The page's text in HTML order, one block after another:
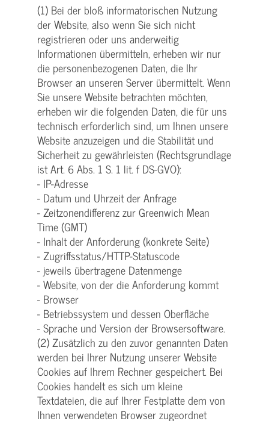
(1) Bei der bloß informatorischen Nutzung
der Website, also wenn Sie sich nicht
registrieren oder uns anderweitig
Informationen übermitteln, erheben wir nur
die personenbezogenen Daten, die Ihr
Browser an unseren Server übermittelt. Wenn
Sie unsere Website betrachten möchten,
erheben wir die folgenden Daten, die für uns
technisch erforderlich sind, um Ihnen unsere
Website anzuzeigen und die Stabilität und
Sicherheit zu gewährleisten (Rechtsgrundlage
ist Art. 6 Abs. 1 S. 1 lit. f DS-GVO):
- IP-Adresse
- Datum und Uhrzeit der Anfrage
- Zeitzonendifferenz zur Greenwich Mean
Time (GMT)
- Inhalt der Anforderung (konkrete Seite)
- Zugriffsstatus/HTTP-Statuscode
- jeweils übertragene Datenmenge
- Website, von der die Anforderung kommt
- Browser
- Betriebssystem und dessen Oberfläche
- Sprache und Version der Browsersoftware.
(2) Zusätzlich zu den zuvor genannten Daten
werden bei Ihrer Nutzung unserer Website
Cookies auf Ihrem Rechner gespeichert. Bei
Cookies handelt es sich um kleine
Textdateien, die auf Ihrer Festplatte dem von
Ihnen verwendeten Browser zugeordnet